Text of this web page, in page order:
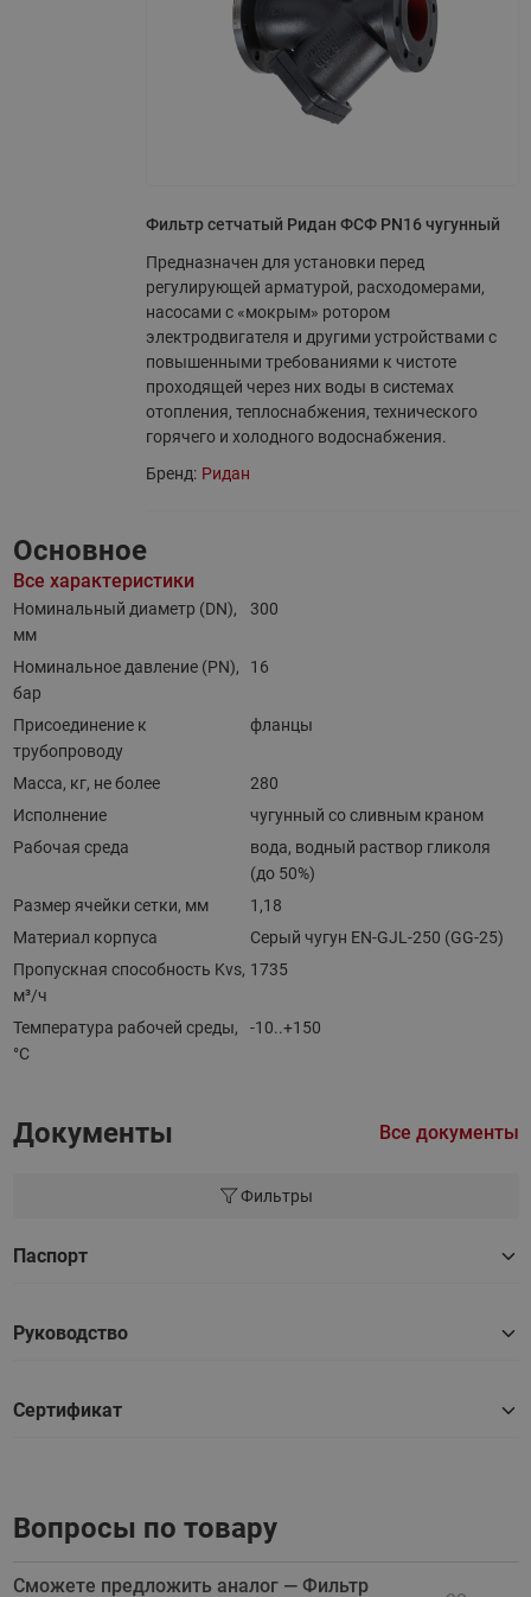
Фильтр сетчатый Ридан ФСФ PN16 чугунный
Предназначен для установки перед
регулирующей арматурой, расходомерами,
насосами с «мокрым» ротором
электродвигателя и другими устройствами с
повышенными требованиями к чистоте
проходящей через них воды в системах
отопления, теплоснабжения, технического
горячего и холодного водоснабжения.
Бренд: Ридан
Основное
Все характеристики
Номинальный диаметр (DN),
мм
300
Номинальное давление (PN),
бар
16
Присоединение к
трубопроводу
фланцы
Масса, кг, не более
280
Исполнение
чугунный со сливным краном
Рабочая среда
вода, водный раствор гликоля
(до 50%)
Размер ячейки сетки, мм
1,18
Материал корпуса
Серый чугун EN-GJL-250 (GG-25)
Пропускная способность Kvs,
м³/ч
1735
Температура рабочей среды,
°С
-10..+150
Документы Все документы
Фильтры
Паспорт
Руководство
Сертификат
Вопросы по товару
Сможете предложить аналог — Фильтр